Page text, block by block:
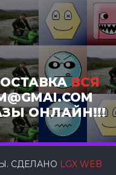
ВСЯ
ОНЛАЙН!!!
СДЕЛАНО LGX WEB